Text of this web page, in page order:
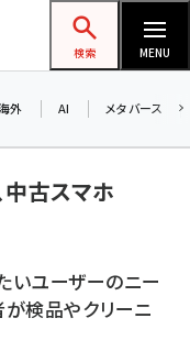
フォーラム
検索 MENU
外 AI メタバース
中古スマホ
いユーザーのニー
検品やクリーニ
お